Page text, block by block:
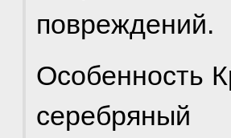
повреждений.
Особенность